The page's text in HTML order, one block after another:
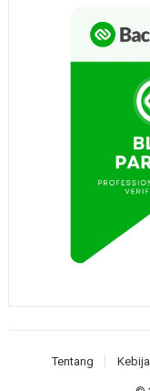
Tentang